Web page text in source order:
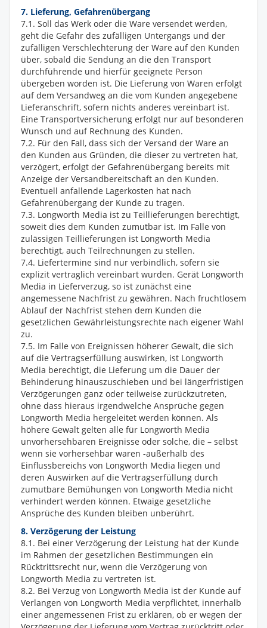
7. Lieferung, Gefahrenübergang
7.1. Soll das Werk oder die Ware versendet werden,
geht die Gefahr des zufälligen Untergangs und der
zufälligen Verschlechterung der Ware auf den Kunden
über, sobald die Sendung an die den Transport
durchführende und hierfür geeignete Person
übergeben worden ist. Die Lieferung von Waren erfolgt
auf dem Versandweg an die vom Kunden angegebene
Lieferanschrift, sofern nichts anderes vereinbart ist.
Eine Transportversicherung erfolgt nur auf besonderen
Wunsch und auf Rechnung des Kunden.
7.2. Für den Fall, dass sich der Versand der Ware an
den Kunden aus Gründen, die dieser zu vertreten hat,
verzögert, erfolgt der Gefahrenübergang bereits mit
Anzeige der Versandbereitschaft an den Kunden.
Eventuell anfallende Lagerkosten hat nach
Gefahrenübergang der Kunde zu tragen.
7.3. Longworth Media ist zu Teillieferungen berechtigt,
soweit dies dem Kunden zumutbar ist. Im Falle von
zulässigen Teillieferungen ist Longworth Media
berechtigt, auch Teilrechnungen zu stellen.
7.4. Liefertermine sind nur verbindlich, sofern sie
explizit vertraglich vereinbart wurden. Gerät Longworth
Media in Lieferverzug, so ist zunächst eine
angemessene Nachfrist zu gewähren. Nach fruchtlosem
Ablauf der Nachfrist stehen dem Kunden die
gesetzlichen Gewährleistungsrechte nach eigener Wahl
zu.
7.5. Im Falle von Ereignissen höherer Gewalt, die sich
auf die Vertragserfüllung auswirken, ist Longworth
Media berechtigt, die Lieferung um die Dauer der
Behinderung hinauszuschieben und bei längerfristigen
Verzögerungen ganz oder teilweise zurückzutreten,
ohne dass hieraus irgendwelche Ansprüche gegen
Longworth Media hergeleitet werden können. Als
höhere Gewalt gelten alle für Longworth Media
unvorhersehbaren Ereignisse oder solche, die – selbst
wenn sie vorhersehbar waren -außerhalb des
Einflussbereichs von Longworth Media liegen und
deren Auswirken auf die Vertragserfüllung durch
zumutbare Bemühungen von Longworth Media nicht
verhindert werden können. Etwaige gesetzliche
Ansprüche des Kunden bleiben unberührt.
8. Verzögerung der Leistung
8.1. Bei einer Verzögerung der Leistung hat der Kunde
im Rahmen der gesetzlichen Bestimmungen ein
Rücktrittsrecht nur, wenn die Verzögerung von
Longworth Media zu vertreten ist.
8.2. Bei Verzug von Longworth Media ist der Kunde auf
Verlangen von Longworth Media verpflichtet, innerhalb
einer angemessenen Frist zu erklären, ob er wegen der